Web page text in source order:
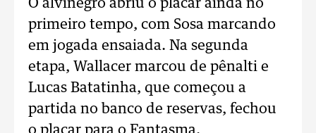
O alvinegro abriu o placar ainda no
primeiro tempo, com Sosa marcando
em jogada ensaiada. Na segunda
etapa, Wallacer marcou de pênalti e
Lucas Batatinha, que começou a
partida no banco de reservas, fechou
o placar para o Fantasma.